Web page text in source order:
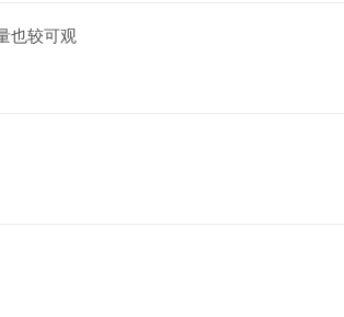
也较可观